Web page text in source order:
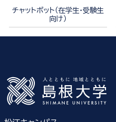
チャットボット（在学生・受験生
向け）